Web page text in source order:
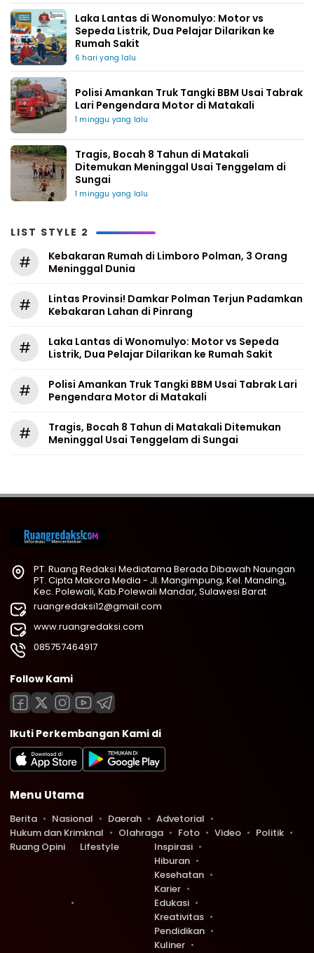
Laka Lantas di Wonomulyo: Motor vs
Sepeda Listrik, Dua Pelajar Dilarikan ke
Rumah Sakit
6 hari yang lalu
Polisi Amankan Truk Tangki BBM Usai Tabrak
Lari Pengendara Motor di Matakali
1 minggu yang lalu
Tragis, Bocah 8 Tahun di Matakali
Ditemukan Meninggal Usai Tenggelam di
Sungai
1 minggu yang lalu
LIST STYLE 2
#
Kebakaran Rumah di Limboro Polman, 3 Orang
Meninggal Dunia
#
Lintas Provinsi! Damkar Polman Terjun Padamkan
Kebakaran Lahan di Pinrang
#
Laka Lantas di Wonomulyo: Motor vs Sepeda
Listrik, Dua Pelajar Dilarikan ke Rumah Sakit
#
Polisi Amankan Truk Tangki BBM Usai Tabrak Lari
Pengendara Motor di Matakali
#
Tragis, Bocah 8 Tahun di Matakali Ditemukan
Meninggal Usai Tenggelam di Sungai
PT. Ruang Redaksi Mediatama Berada Dibawah Naungan
PT. Cipta Makora Media - Jl. Mangimpung, Kel. Manding,
Kec. Polewali, Kab.Polewali Mandar, Sulawesi Barat
ruangredaksi12@gmail.com
www.ruangredaksi.com
085757464917
Follow Kami
Ikuti Perkembangan Kami di
Menu Utama
Berita Nasional Daerah
Advetorial
Hukum dan Krimknal
Olahraga Foto Video
Politik
Ruang Opini
Lifestyle
Inspirasi
Hiburan
Kesehatan
Karier
Edukasi
Kreativitas
Pendidikan
Kuliner